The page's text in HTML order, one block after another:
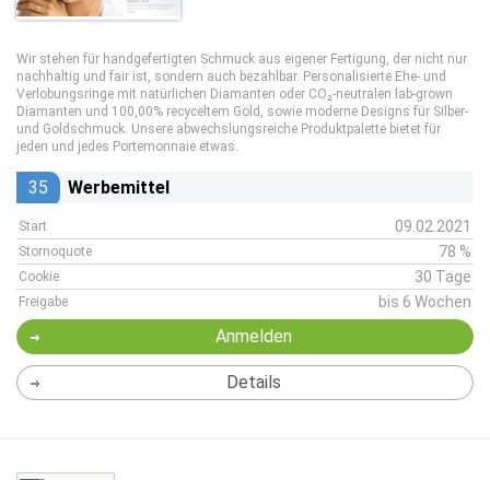
Wir stehen für handgefertigten Schmuck aus eigener Fertigung, der nicht nur
nachhaltig und fair ist, sondern auch bezahlbar. Personalisierte Ehe- und
Verlobungsringe mit natürlichen Diamanten oder CO₂-neutralen lab-grown
Diamanten und 100,00% recyceltem Gold, sowie moderne Designs für Silber-
und Goldschmuck. Unsere abwechslungsreiche Produktpalette bietet für
jeden und jedes Portemonnaie etwas.
35 Werbemittel
Start 09.02.2021
Stornoquote 78 %
Cookie 30 Tage
Freigabe bis 6 Wochen
Anmelden
Details